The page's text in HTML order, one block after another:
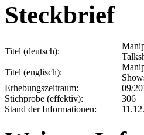
Steckbrief
Titel (deutsch):
Titel (englisch):
Erhebungszeitraum:
09/
Stichprobe (effektiv):
306
Stand der Informationen: